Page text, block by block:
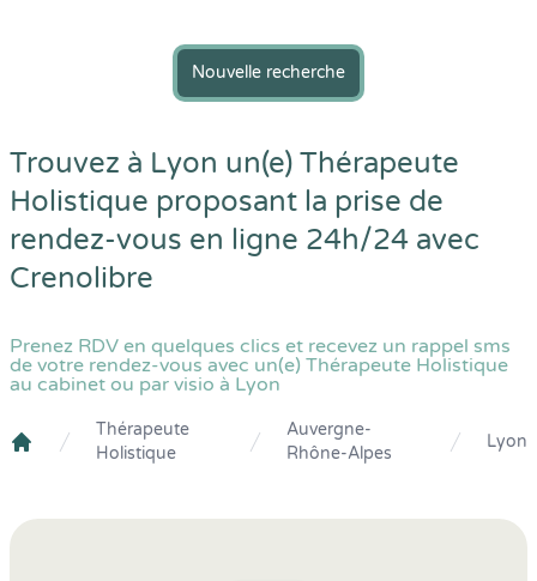
Nouvelle recherche
Trouvez à Lyon un(e) Thérapeute
Holistique proposant la prise de
rendez-vous en ligne 24h/24 avec
Crenolibre
Prenez RDV en quelques clics et recevez un rappel sms
de votre rendez-vous avec un(e) Thérapeute Holistique
au cabinet ou par visio à Lyon
Crenolibre
Thérapeute
Holistique
Auvergne-
Rhône-Alpes
Lyon